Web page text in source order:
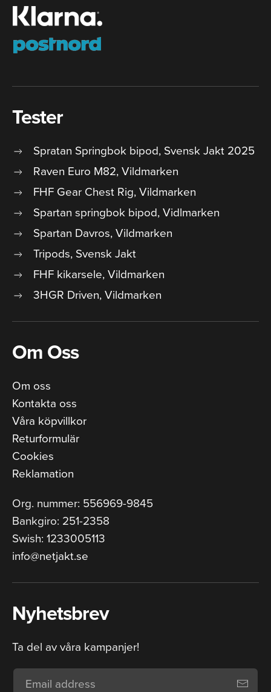
Tester
Spratan Springbok bipod, Svensk Jakt 2025
Raven Euro M82, Vildmarken
FHF Gear Chest Rig, Vildmarken
Spartan springbok bipod, Vidlmarken
Spartan Davros, Vildmarken
Tripods, Svensk Jakt
FHF kikarsele, Vildmarken
3HGR Driven, Vildmarken
Om Oss
Om oss
Kontakta oss
Våra köpvillkor
Returformulär
Cookies
Reklamation
Org. nummer: 556969-9845
Bankgiro: 251-2358
Swish: 1233005113
info@netjakt.se
Nyhetsbrev
Ta del av våra kampanjer!